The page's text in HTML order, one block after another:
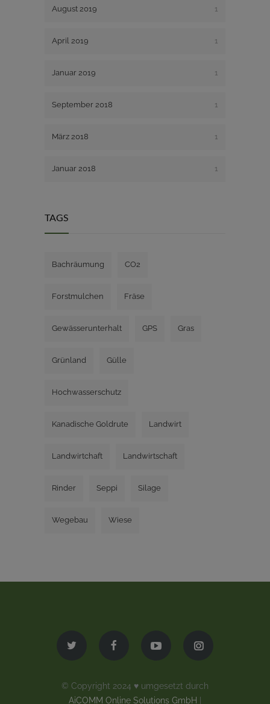
August 2019 1
April 2019 1
Januar 2019 1
September 2018 1
März 2018 1
Januar 2018 1
TAGS
Bachräumung CO2
Forstmulchen Fräse
Gewässerunterhalt GPS Gras
Grünland Gülle
Hochwasserschutz
Kanadische Goldrute Landwirt
Landwirtchaft Landwirtschaft
Rinder Seppi Silage
Wegebau Wiese
© Copyright 2024 ♥ umgesetzt durch
AiCOMM Online Solutions GmbH